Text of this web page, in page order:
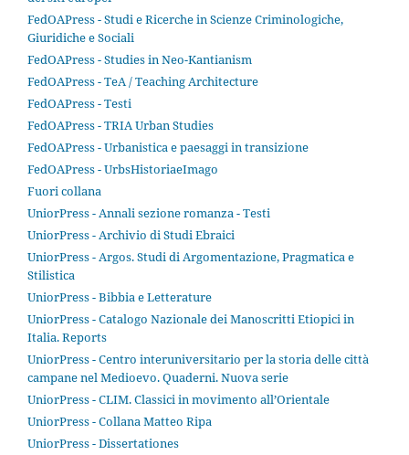
FedOAPress - Studi e Ricerche in Scienze Criminologiche,
Giuridiche e Sociali
FedOAPress - Studies in Neo-Kantianism
FedOAPress - TeA / Teaching Architecture
FedOAPress - Testi
FedOAPress - TRIA Urban Studies
FedOAPress - Urbanistica e paesaggi in transizione
FedOAPress - UrbsHistoriaeImago
Fuori collana
UniorPress - Annali sezione romanza - Testi
UniorPress - Archivio di Studi Ebraici
UniorPress - Argos. Studi di Argomentazione, Pragmatica e
Stilistica
UniorPress - Bibbia e Letterature
UniorPress - Catalogo Nazionale dei Manoscritti Etiopici in
Italia. Reports
UniorPress - Centro interuniversitario per la storia delle città
campane nel Medioevo. Quaderni. Nuova serie
UniorPress - CLIM. Classici in movimento all’Orientale
UniorPress - Collana Matteo Ripa
UniorPress - Dissertationes